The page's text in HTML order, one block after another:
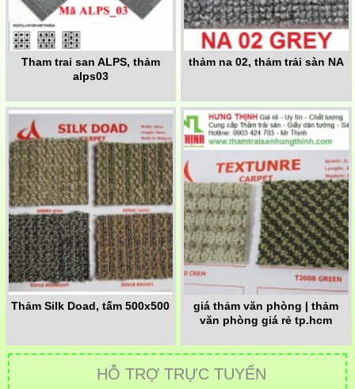
Tham trai san ALPS, thảm
alps03
thảm na 02, thảm trải sàn NA
Thảm Silk Doad, tấm 500x500
giá thảm văn phòng | thảm
văn phòng giá rẻ tp.hcm
HỖ TRỢ TRỰC TUYẾN